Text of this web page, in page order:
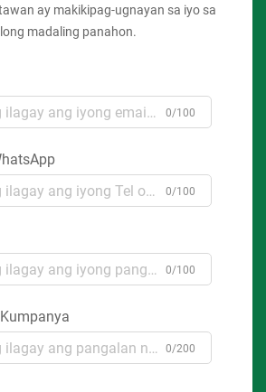
ay makikipag-ugnayan sa iyo sa
madaling panahon.
0/100
0/100
0/100
0/200